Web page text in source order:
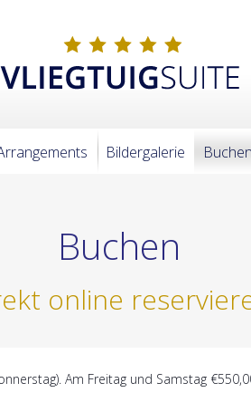
Bildergalerie Buchen
Buchen
online
Am Freitag und Samstag